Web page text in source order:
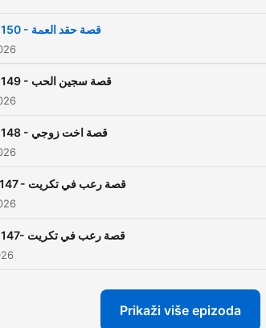
2150 - قصة حقد العمة
2149 - قصة سجين الحب
2148 - قصة اخت زوجي
2147 - قصة رعب في تكريت
2147- قصة رعب في تكريت
Prikaži više epizoda